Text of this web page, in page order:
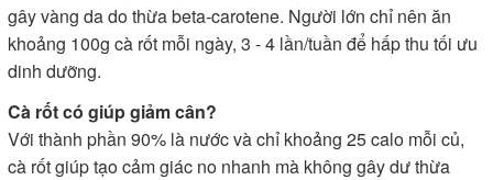
gây vàng da do thừa beta-carotene. Người lớn chỉ nên ăn
khoảng 100g cà rốt mỗi ngày, 3 - 4 lần/tuần để hấp thu tối ưu
dinh dưỡng.
Cà rốt có giúp giảm cân?
Với thành phần 90% là nước và chỉ khoảng 25 calo mỗi củ,
cà rốt giúp tạo cảm giác no nhanh mà không gây dư thừa